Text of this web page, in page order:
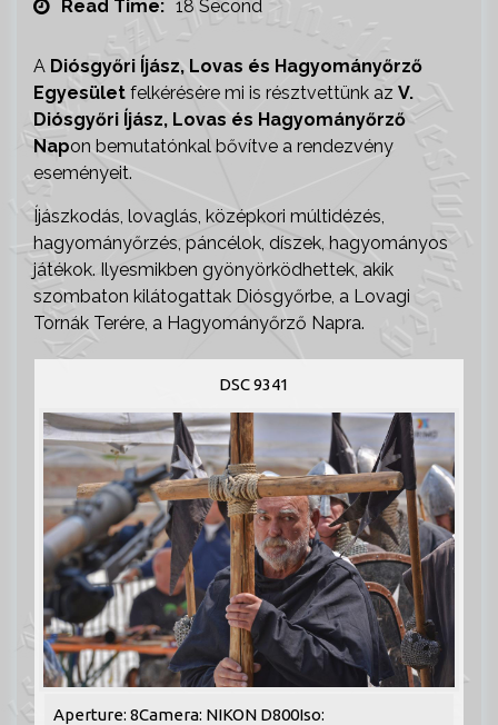
Read Time: 18 Second
A Diósgyőri Íjász, Lovas és Hagyományőrző
Egyesület felkérésére mi is résztvettünk az V.
Diósgyőri Íjász, Lovas és Hagyományőrző
Napon bemutatónkal bővítve a rendezvény
eseményeit.
Íjászkodás, lovaglás, középkori múltidézés,
hagyományőrzés, páncélok, díszek, hagyományos
játékok. Ilyesmikben gyönyörködhettek, akik
szombaton kilátogattak Diósgyőrbe, a Lovagi
Tornák Terére, a Hagyományőrző Napra.
DSC 9341
Aperture: 8Camera: NIKON D800Iso: